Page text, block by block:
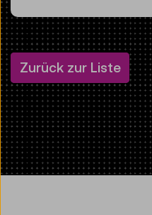
Zurück zur Liste